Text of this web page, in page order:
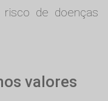
de doenças
valores